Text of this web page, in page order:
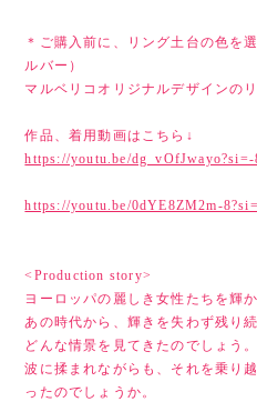
＊ご購入前に、リング土台の色を
ルバー）
マルベリコオリジナルデザインのリ
作品、着用動画はこちら↓
https://youtu.be/
https://youtu.be/0dYE8ZM2m-
<Production story>
ヨーロッパの麗しき女性たちを輝
あの時代から、輝きを失わず残り
どんな情景を見てきたのでしょう。
波に揉まれながらも、それを乗り
ったのでしょうか。